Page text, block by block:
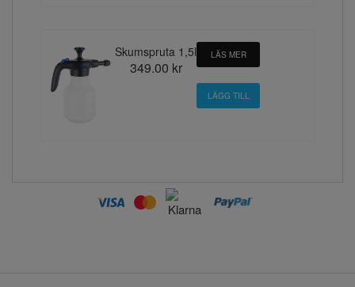
Skumspruta 1,5l
349.00 kr
LÄS MER